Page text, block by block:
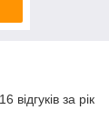
відгуків за рік